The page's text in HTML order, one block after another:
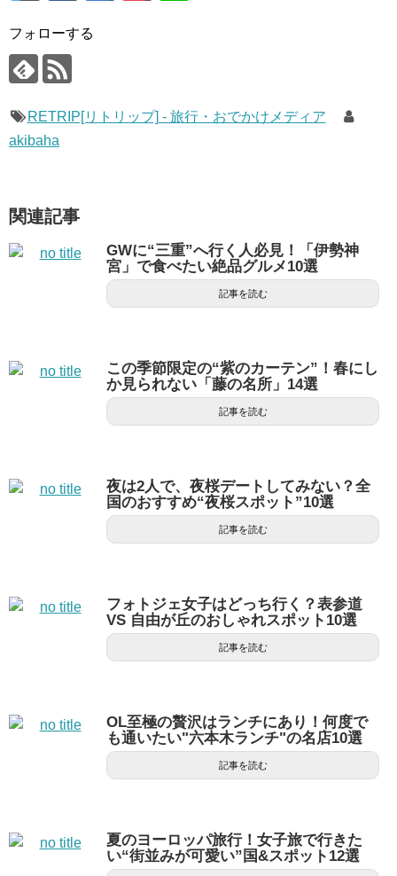
フォローする
RETRIP[リトリップ] - 旅行・おでかけメディア
akibaha
関連記事
GWに“三重”へ行く人必見！「伊勢神
宮」で食べたい絶品グルメ10選
記事を読む
この季節限定の“紫のカーテン”！春にし
か見られない「藤の名所」14選
記事を読む
夜は2人で、夜桜デートしてみない？全
国のおすすめ“夜桜スポット”10選
記事を読む
フォトジェ女子はどっち行く？表参道
VS 自由が丘のおしゃれスポット10選
記事を読む
OL至極の贅沢はランチにあり！何度で
も通いたい"六本木ランチ"の名店10選
記事を読む
夏のヨーロッパ旅行！女子旅で行きた
い“街並みが可愛い”国&スポット12選